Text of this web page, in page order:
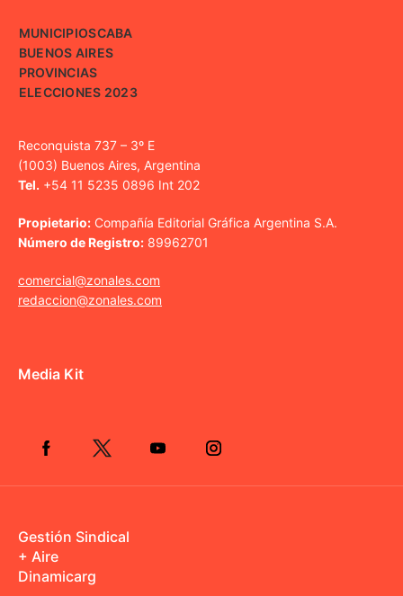
MUNICIPIOSCABA
BUENOS AIRES
PROVINCIAS
ELECCIONES 2023
Reconquista 737 – 3º E
(1003) Buenos Aires, Argentina
Tel. +54 11 5235 0896 Int 202
Propietario: Compañía Editorial Gráfica Argentina S.A.
Número de Registro: 89962701
comercial@zonales.com
redaccion@zonales.com
Media Kit
Gestión Sindical
+ Aire
Dinamicarg